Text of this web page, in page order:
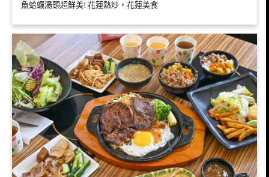
魚蛤蠣湯頭超鮮美! 花蓮熱炒，花蓮美食